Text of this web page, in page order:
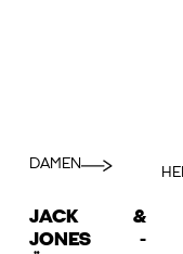
DAMEN
JACK &
JONES -